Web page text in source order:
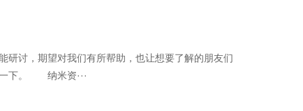
研讨，期望对我们有所帮助，也让想要了解的朋友们
一下。 纳米资···